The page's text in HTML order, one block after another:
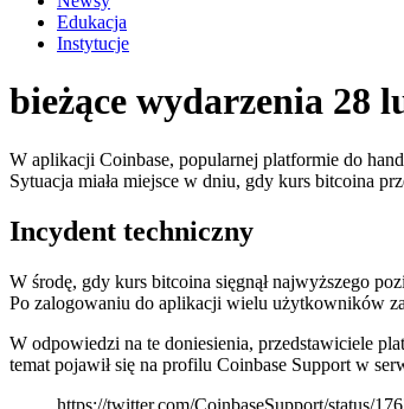
Edukacja
Instytucje
bieżące wydarzenia 28
W aplikacji Coinbase, popularnej platformie do
Sytuacja miała miejsce w dniu, gdy kurs bitcoina
Incydent techniczny
W środę, gdy kurs bitcoina sięgnął najwyższego
Po zalogowaniu do aplikacji wielu użytkowników
W odpowiedzi na te doniesienia, przedstawiciele
temat pojawił się na profilu Coinbase Support w
https://twitter.com/CoinbaseSupport/status/